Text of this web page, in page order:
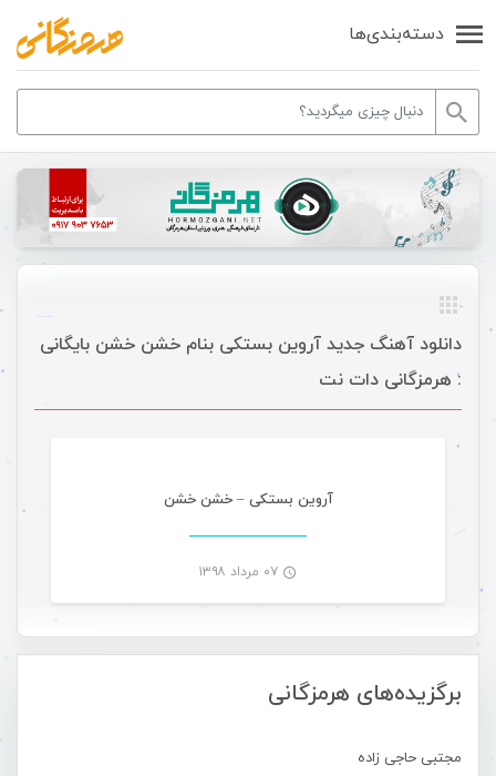
دسته‌بندی‌ها
برگزیده‌های هرمزگانی
مجتبی حاجی زاده
دانلود آهنگ جدید آروین بستکی بنام خشن خشن بایگانی
: هرمزگانی دات نت
آروین بستکی – خشن خشن
۰۷ مرداد ۱۳۹۸